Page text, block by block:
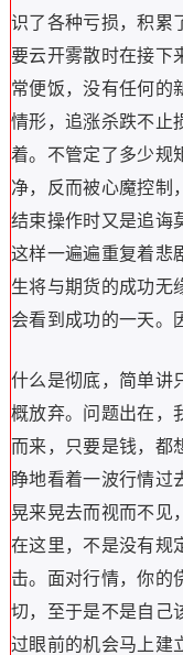
识了各种亏损，积累
要云开雾散时在接下
常便饭，没有任何的
情形，追涨杀跌不止
着。不管定了多少规
净，反而被心魔控制
结束操作时又是追诲
这样一遍遍重复着悲
生将与期货的成功无
会看到成功的一天。
什么是彻底，简单讲
概放弃。问题出在，
而来，只要是钱，都
睁地看着一波行情过
晃来晃去而视而不见
在这里，不是没有规
击。面对行情，你的
切，至于是不是自己
过眼前的机会马上建